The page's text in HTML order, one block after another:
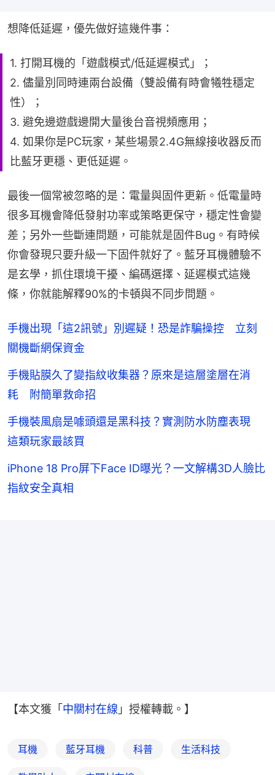
想降低延遲，優先做好這幾件事：
1. 打開耳機的「遊戲模式/低延遲模式」；
2. 儘量別同時連兩台設備（雙設備有時會犧牲穩定
性）；
3. 避免邊遊戲邊開大量後台音視頻應用；
4. 如果你是PC玩家，某些場景2.4G無線接收器反而
比藍牙更穩、更低延遲。
最後一個常被忽略的是：電量與固件更新。低電量時
很多耳機會降低發射功率或策略更保守，穩定性會變
差；另外一些斷連問題，可能就是固件Bug。有時候
你會發現只要升級一下固件就好了。藍牙耳機體驗不
是玄學，抓住環境干擾、編碼選擇、延遲模式這幾
條，你就能解釋90%的卡頓與不同步問題。
手機出現「這2訊號」別遲疑！恐是詐騙操控 立刻
關機斷網保資金
手機貼膜久了變指紋收集器？原來是這層塗層在消
耗 附簡單救命招
手機裝風扇是噱頭還是黑科技？實測防水防塵表現
這類玩家最該買
iPhone 18 Pro屏下Face ID曝光？一文解構3D人臉比
指紋安全真相
【本文獲「 中關村在線 」授權轉載。】
耳機 藍牙耳機 科普 生活科技